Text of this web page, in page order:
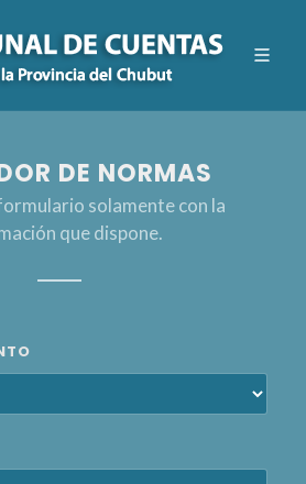
DE NORMAS
solamente con la
que dispone.